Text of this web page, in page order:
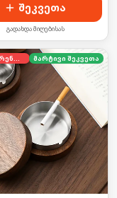
შეკვეთა
გადახდა მიღებისას
დღეს ტრენდში მარტივი შეკვეთა